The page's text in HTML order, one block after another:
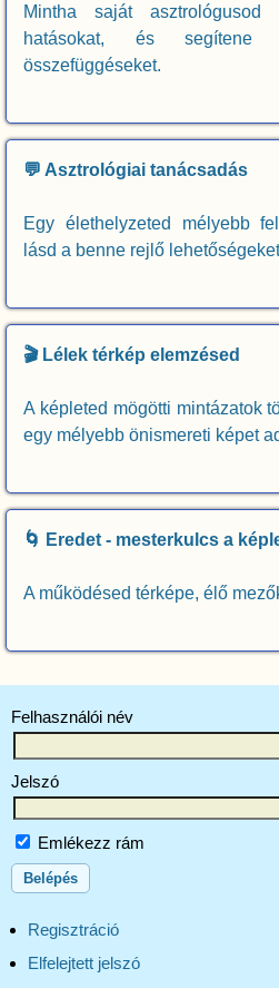
Mintha saját
hatásokat, és
összefüggéseket.
💬 Asztrológiai tanácsadás
Egy élethelyzeted mélyebb
lásd a benne rejlő
🎬 Lélek térkép elemzésed
A képleted mögötti mintázatok
egy mélyebb önismereti képet
🌀 Eredet - mesterkulcs a
A működésed térképe, élő
Felhasználói név
Jelszó
Emlékezz rám
Regisztráció
Elfelejtett jelszó